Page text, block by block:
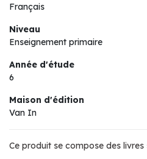
Français
Niveau
Enseignement primaire
Année d'étude
6
Maison d'édition
Van In
Ce produit se compose des livres